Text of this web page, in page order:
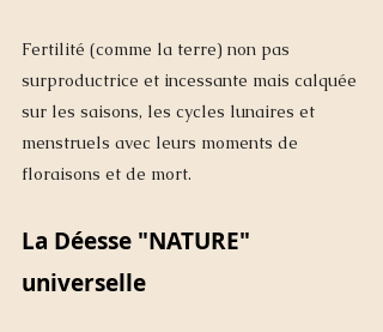
Fertilité (comme la terre) non pas
surproductrice et incessante mais calquée
sur les saisons, les cycles lunaires et
menstruels avec leurs moments de
floraisons et de mort.
La Déesse "NATURE"
universelle